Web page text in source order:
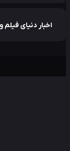
اخبار دنیای فیلم و